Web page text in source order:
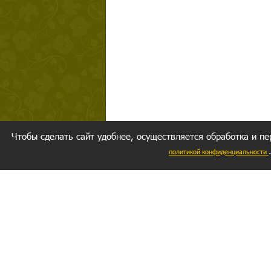
Чтобы сделать сайт удобнее, осуществляется обработка и
политикой конфиденциальности